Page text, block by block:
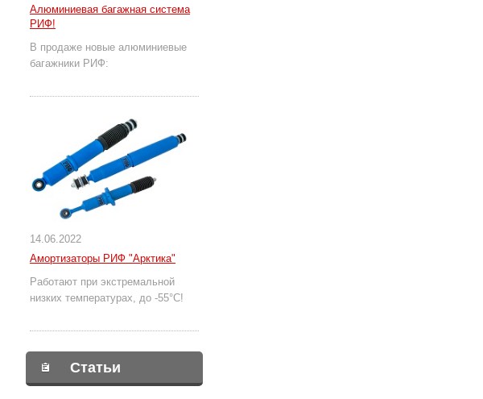
Алюминиевая багажная система
РИФ!
В продаже новые алюминиевые
багажники РИФ:
14.06.2022
Амортизаторы РИФ "Арктика"
Работают при экстремальной
низких температурах, до -55°С!
Статьи